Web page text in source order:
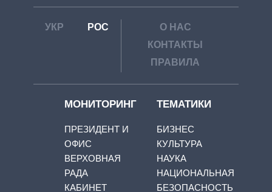
УКР РОС
О НАС
КОНТАКТЫ
ПРАВИЛА
МОНИТОРИНГ
ПРЕЗИДЕНТ И
ОФИС
ВЕРХОВНАЯ
РАДА
КАБИНЕТ
ТЕМАТИКИ
БИЗНЕС
КУЛЬТУРА
НАУКА
НАЦИОНАЛЬНАЯ
БЕЗОПАСНОСТЬ